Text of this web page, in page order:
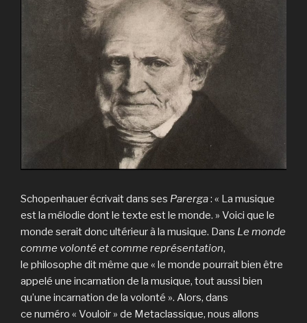
Schopenhauer écrivait dans ses Parerga: « La musique
est la mélodie dont le texte est le monde. » Voici que le
monde serait donc ultérieur à la musique. Dans Le monde
comme volonté et comme représentation,
le philosophe dit même que « le monde pourrait bien être
appelé une incarnation de la musique, tout aussi bien
qu’une incarnation de la volonté ». Alors, dans
ce numéro « Vouloir » de Metaclassique, nous allons